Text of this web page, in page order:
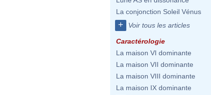
La conjonction Soleil Vénus
+ Voir tous les articles
Caractérologie
La maison VI dominante
La maison VII dominante
La maison VIII dominante
La maison IX dominante